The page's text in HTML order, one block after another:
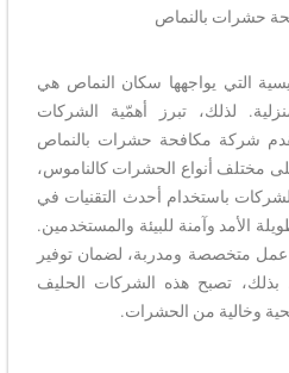
حشرات بالنماص
التي يواجهها سكان النماص هي
لذلك، تبرز أهمّية الشركات
شركة مكافحة حشرات بالنماص
مختلف أنواع الحشرات كالناموس،
باستخدام أحدث التقنيات في
الأمد وآمنة للبيئة والمستخدمين.
متخصصة ومدربة، لضمان توفير
بذلك، تصبح هذه الشركات الحليف
وخالية من الحشرات.